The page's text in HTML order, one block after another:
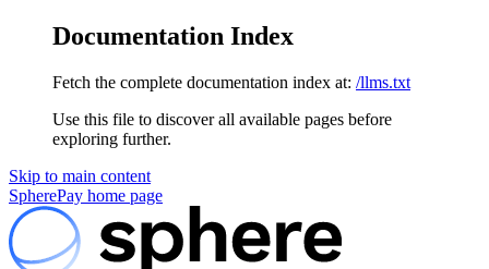
Documentation Index
Fetch the complete documentation index at: /llms.txt
Use this file to discover all available pages before
exploring further.
Skip to main content
SpherePay home page